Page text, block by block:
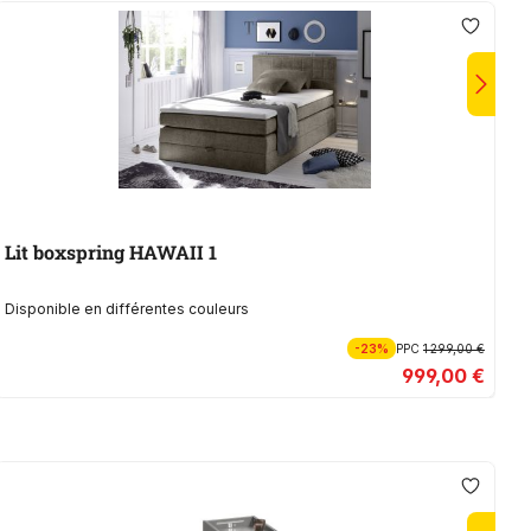
Lit boxspring HAWAII 1
Disponible en différentes couleurs
-23% PPC 1 299,00 €
999,00 €